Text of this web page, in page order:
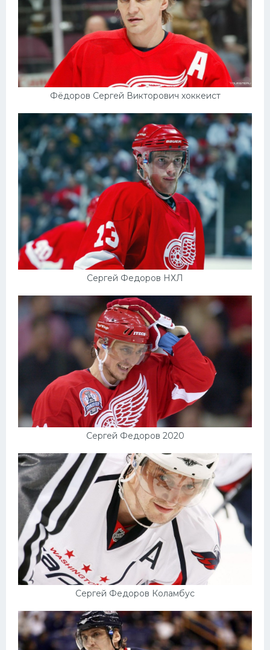
Фёдоров Сергей Викторович хоккеист
Сергей Федоров НХЛ
Сергей Федоров 2020
Сергей Федоров Коламбус